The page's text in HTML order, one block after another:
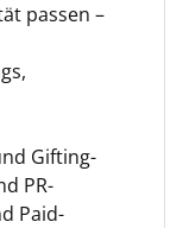
passen –
Gifting-
PR-
Paid-